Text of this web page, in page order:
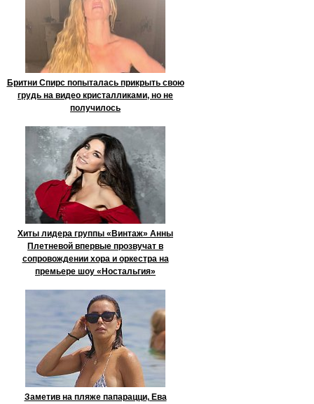
Бритни Спирс попыталась прикрыть свою
грудь на видео кристалликами, но не
получилось
Хиты лидера группы «Винтаж» Анны
Плетневой впервые прозвучат в
сопровождении хора и оркестра на
премьере шоу «Ностальгия»
Заметив на пляже папарацци, Ева